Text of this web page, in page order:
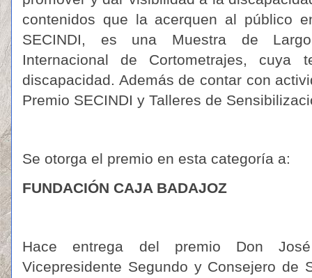
contenidos que la acerquen al público
SECINDI, es una Muestra de
Internacional de Cortometrajes,
discapacidad. Además de contar con
Premio SECINDI y Talleres de
Se otorga el premio en esta categoría a:
FUNDACIÓN CAJA BADAJOZ
Hace entrega del premio Don
Vicepresidente Segundo y Consejero de